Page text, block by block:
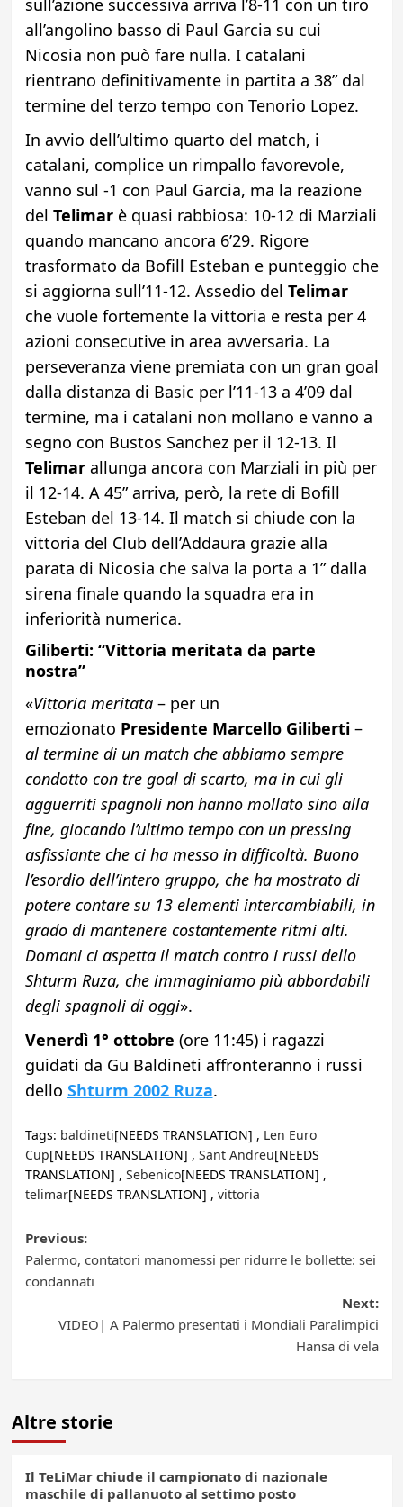
sull’azione successiva arriva l’8-11 con un tiro
all’angolino basso di Paul Garcia su cui
Nicosia non può fare nulla. I catalani
rientrano definitivamente in partita a 38” dal
termine del terzo tempo con Tenorio Lopez.
In avvio dell’ultimo quarto del match, i
catalani, complice un rimpallo favorevole,
vanno sul -1 con Paul Garcia, ma la reazione
del Telimarè quasi rabbiosa: 10-12 di Marziali
quando mancano ancora 6’29. Rigore
trasformato da Bofill Esteban e punteggio che
si aggiorna sull’11-12. Assedio del Telimar
che vuole fortemente la vittoria e resta per 4
azioni consecutive in area avversaria. La
perseveranza viene premiata con un gran goal
dalla distanza di Basic per l’11-13 a 4’09 dal
termine, ma i catalani non mollano e vanno a
segno con Bustos Sanchez per il 12-13. Il
Telimarallunga ancora con Marziali in più per
il 12-14. A 45” arriva, però, la rete di Bofill
Esteban del 13-14. Il match si chiude con la
vittoria del Club dell’Addaura grazie alla
parata di Nicosia che salva la porta a 1” dalla
sirena finale quando la squadra era in
inferiorità numerica.
Giliberti: “Vittoria meritata da parte
nostra”
«Vittoria meritata– per un
emozionato Presidente Marcello Giliberti–
al termine di un match che abbiamo sempre
condotto con tre goal di scarto, ma in cui gli
agguerriti spagnoli non hanno mollato sino alla
fine, giocando l’ultimo tempo con un pressing
asfissiante che ci ha messo in difficoltà. Buono
l’esordio dell’intero gruppo, che ha mostrato di
potere contare su 13 elementi intercambiabili, in
grado di mantenere costantemente ritmi alti.
Domani ci aspetta il match contro i russi dello
Shturm Ruza, che immaginiamo più abbordabili
degli spagnoli di oggi».
Venerdì 1° ottobre (ore 11:45) i ragazzi
guidati da Gu Baldineti affronteranno i russi
dello Shturm 2002 Ruza.
Tags: baldineti[NEEDS TRANSLATION] , Len Euro
Cup[NEEDS TRANSLATION] , Sant Andreu[NEEDS
TRANSLATION] , Sebenico[NEEDS TRANSLATION] ,
telimar[NEEDS TRANSLATION] , vittoria
Post
navigation
Previous:
Palermo, contatori manomessi per ridurre le bollette: sei
condannati
Next:
VIDEO| A Palermo presentati i Mondiali Paralimpici
Hansa di vela
Altre storie
Il TeLiMar chiude il campionato di nazionale
maschile di pallanuoto al settimo posto